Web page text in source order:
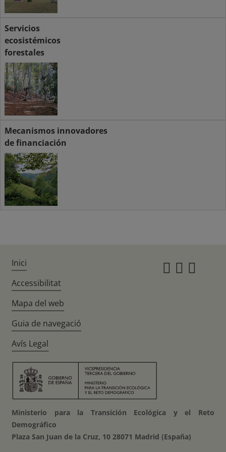
Servicios
ecosistémicos
forestales
Mecanismos innovadores
de financiación
Inici
Accessibilitat
Mapa del web
Guia de navegació
Avís Legal
Ministerio para la Transición Ecológica y el Reto
Demográfico
Plaza San Juan de la Cruz, 10 28071 Madrid (España)